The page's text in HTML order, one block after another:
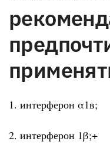
1. интерферон α1в;
2. интерферон 1β;+